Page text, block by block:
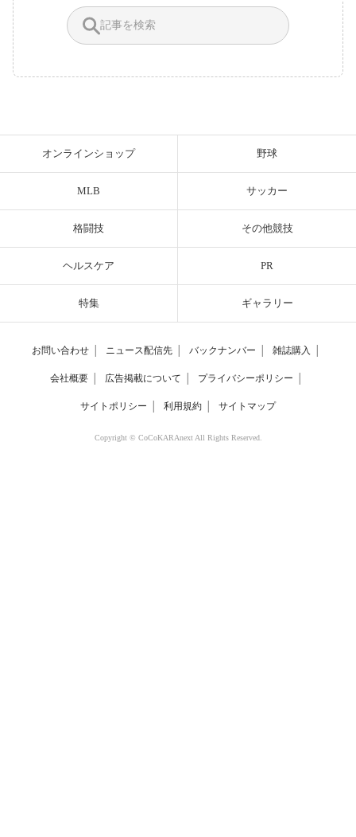
オンラインショップ 野球
MLB サッカー
格闘技 その他競技
ヘルスケア PR
特集 ギャラリー
お問い合わせ ニュース配信先 バックナンバー 雑誌購入
会社概要 広告掲載について プライバシーポリシー
サイトポリシー 利用規約 サイトマップ
Copyright © CoCoKARAnext All Rights Reserved.